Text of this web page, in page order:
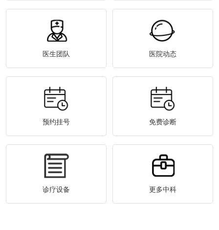
医生团队 医院动态
预约挂号 免费诊断
诊疗设备 更多中科